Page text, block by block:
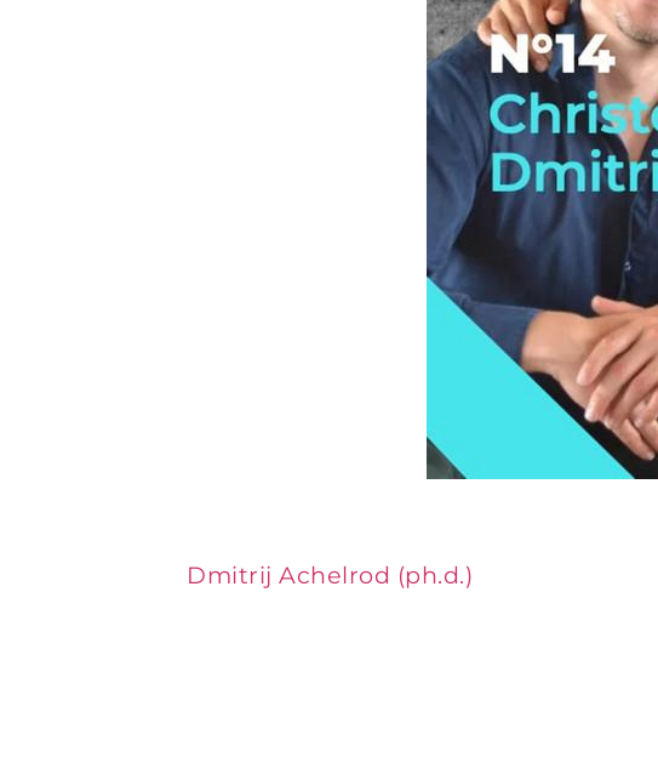
Dmitrij Achelrod (ph.d.)